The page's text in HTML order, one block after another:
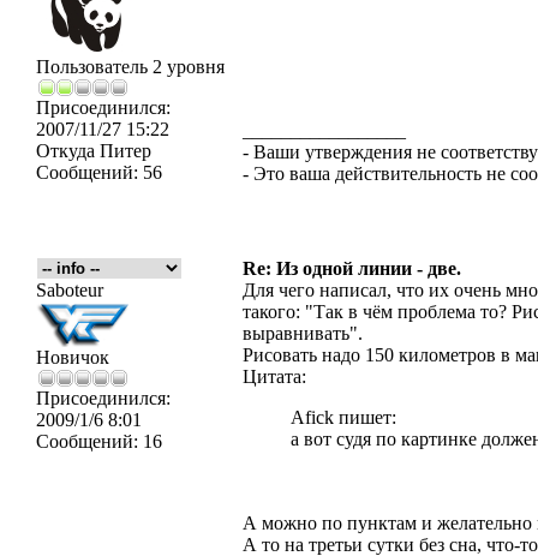
Пользователь 2 уровня
Присоединился:
2007/11/27 15:22
Откуда Питер
Сообщений: 56
- Ваши утверждения не
- Это ваша действительность не
Re: Из одной линии - две.
Saboteur
Новичок
Присоединился:
2009/1/6 8:01
Сообщений: 16
Для чего написал, что их очень
такого: "Так в чём проблема то?
выравнивать".
Рисовать надо 150 километров в
Цитата:
Afick пишет:
а вот судя по картинке
А можно по пунктам и желательно
А то на третьи сутки без сна, что-